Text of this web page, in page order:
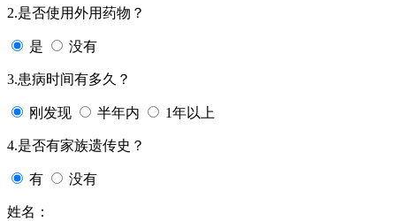
2.是否使用外用药物？
是 没有
3.患病时间有多久？
刚发现 半年内 1年以上
4.是否有家族遗传史？
有 没有
姓名：